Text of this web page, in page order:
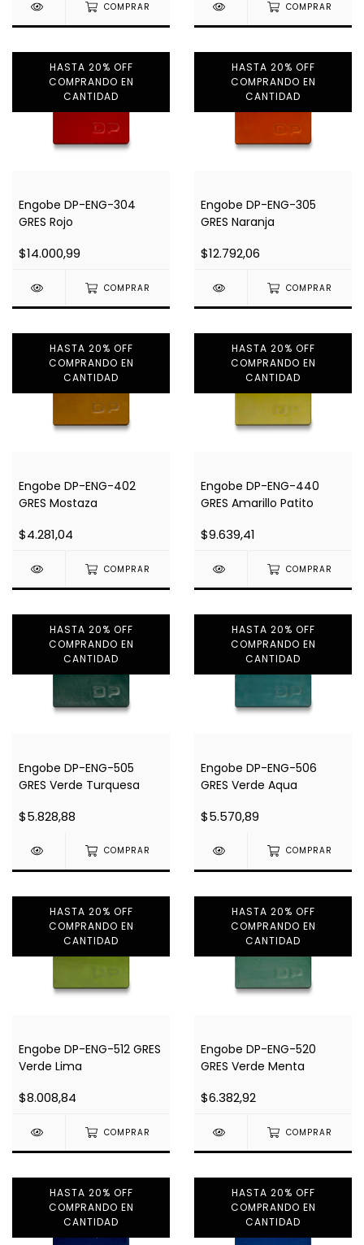
COMPRAR COMPRAR
HASTA 20% OFF
COMPRANDO EN
CANTIDAD
Engobe DP-ENG-304
GRES Rojo
$14.000,99
COMPRAR
HASTA 20% OFF
COMPRANDO EN
CANTIDAD
Engobe DP-ENG-305
GRES Naranja
$12.792,06
COMPRAR
HASTA 20% OFF
COMPRANDO EN
CANTIDAD
Engobe DP-ENG-402
GRES Mostaza
$4.281,04
COMPRAR
HASTA 20% OFF
COMPRANDO EN
CANTIDAD
Engobe DP-ENG-440
GRES Amarillo Patito
$9.639,41
COMPRAR
HASTA 20% OFF
COMPRANDO EN
CANTIDAD
Engobe DP-ENG-505
GRES Verde Turquesa
$5.828,88
COMPRAR
HASTA 20% OFF
COMPRANDO EN
CANTIDAD
Engobe DP-ENG-506
GRES Verde Aqua
$5.570,89
COMPRAR
HASTA 20% OFF
COMPRANDO EN
CANTIDAD
Engobe DP-ENG-512 GRES
Verde Lima
$8.008,84
COMPRAR
HASTA 20% OFF
COMPRANDO EN
CANTIDAD
Engobe DP-ENG-520
GRES Verde Menta
$6.382,92
COMPRAR
HASTA 20% OFF
COMPRANDO EN
CANTIDAD
HASTA 20% OFF
COMPRANDO EN
CANTIDAD